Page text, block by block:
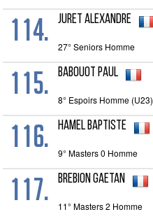
114. JURET Alexandre
27° Seniors Homme
115. BABOUOT Paul
8° Espoirs Homme (U23)
116. HAMEL Baptiste
9° Masters 0 Homme
117. BREBION Gaetan
11° Masters 2 Homme